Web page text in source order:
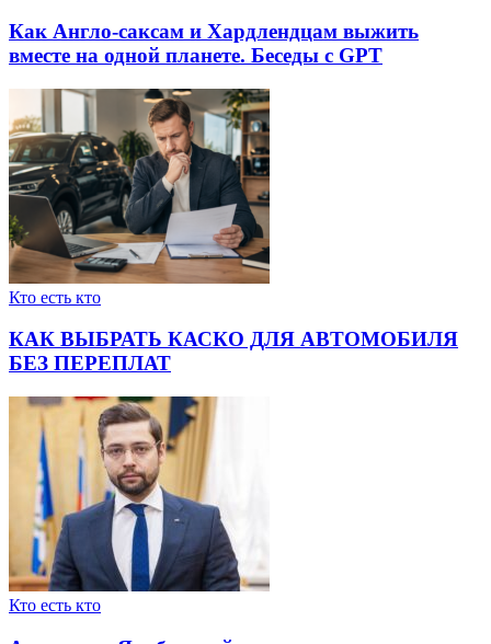
Как Англо-саксам и Хардлендцам выжить
вместе на одной планете. Беседы с GPT
Кто есть кто
КАК ВЫБРАТЬ КАСКО ДЛЯ АВТОМОБИЛЯ
БЕЗ ПЕРЕПЛАТ
Кто есть кто